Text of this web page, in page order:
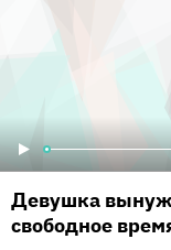
Девушка
свободное